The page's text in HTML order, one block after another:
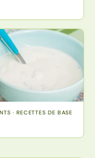
· RECETTES DE BASE